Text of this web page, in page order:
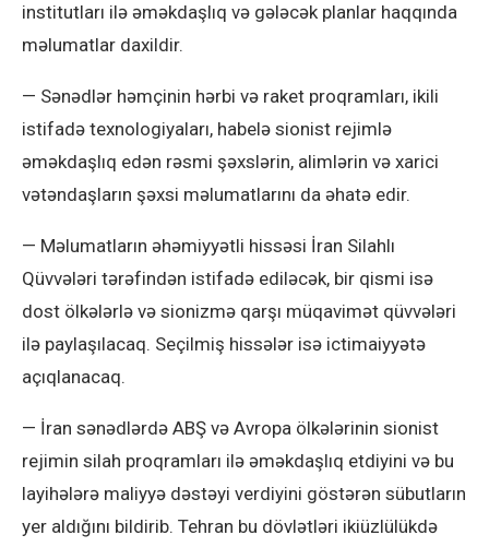
institutları ilə əməkdaşlıq və gələcək planlar haqqında
məlumatlar daxildir.
— Sənədlər həmçinin hərbi və raket proqramları, ikili
istifadə texnologiyaları, habelə sionist rejimlə
əməkdaşlıq edən rəsmi şəxslərin, alimlərin və xarici
vətəndaşların şəxsi məlumatlarını da əhatə edir.
— Məlumatların əhəmiyyətli hissəsi İran Silahlı
Qüvvələri tərəfindən istifadə ediləcək, bir qismi isə
dost ölkələrlə və sionizmə qarşı müqavimət qüvvələri
ilə paylaşılacaq. Seçilmiş hissələr isə ictimaiyyətə
açıqlanacaq.
— İran sənədlərdə ABŞ və Avropa ölkələrinin sionist
rejimin silah proqramları ilə əməkdaşlıq etdiyini və bu
layihələrə maliyyə dəstəyi verdiyini göstərən sübutların
yer aldığını bildirib. Tehran bu dövlətləri ikiüzlülükdə